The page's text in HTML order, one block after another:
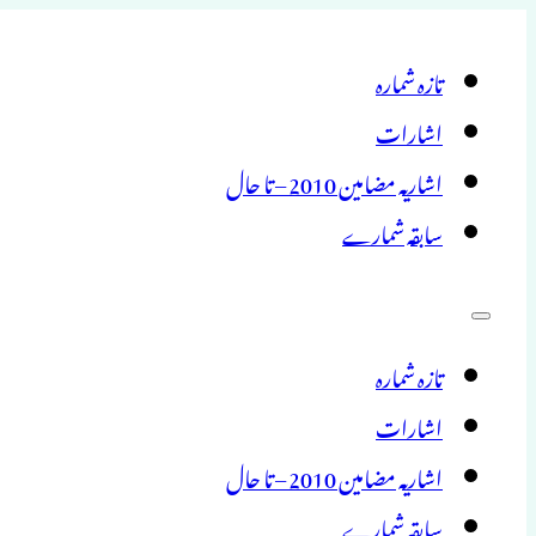
تازہ شمارہ
اشارات
اشاریہ مضامین 2010 – تا حال
سابقہ شمارے
تازہ شمارہ
اشارات
اشاریہ مضامین 2010 – تا حال
سابقہ شمارے